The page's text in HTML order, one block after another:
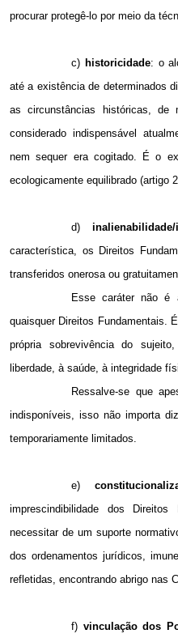
procurar protegê-lo por meio da
c) historicidade: o
até a existência de determinados
as circunstâncias históricas, de
considerado indispensável
nem sequer era cogitado. É o
ecologicamente equilibrado (artigo
d)
característica, os Direitos
transferidos onerosa ou
Esse caráter não é
quaisquer Direitos Fundamentais.
própria sobrevivência do
liberdade, à saúde, à integridade
Ressalve-se que
indisponíveis, isso não importa
temporariamente limitados.
e)
imprescindibilidade dos
necessitar de um suporte
dos ordenamentos jurídicos,
refletidas, encontrando abrigo nas
f) vinculação dos